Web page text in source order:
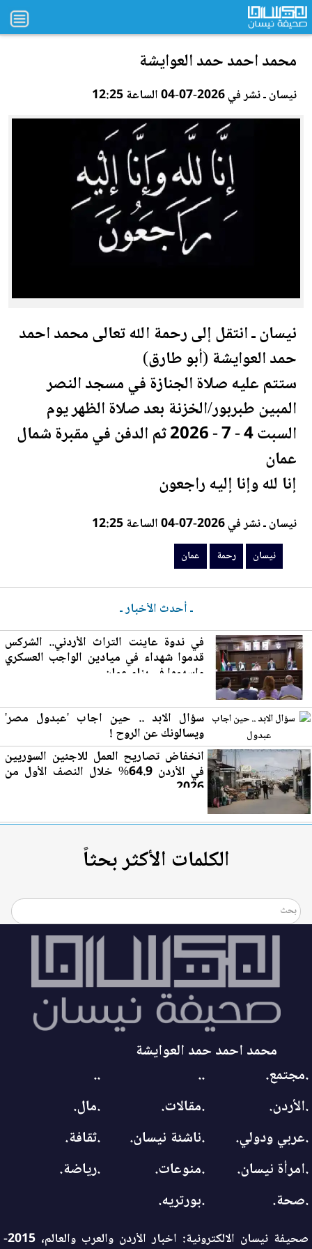
محمد احمد حمد العوايشة
نيسان ـ نشر في 2026-07-04 الساعة 12:25
نيسان ـ انتقل إلىرحمةالله تعالى محمد احمد
حمد العوايشة (أبو طارق)
ستتم عليه صلاة الجنازة في مسجد النصر
المبين طبربور/الخزنة بعد صلاة الظهر يوم
السبت 4 - 7 - 2026 ثم الدفن في مقبرة شمال
عمان
إنا لله وإنا إليه راجعون
نيسان ـ نشر في 2026-07-04 الساعة 12:25
نيسان رحمة عمان
ـ أحدث الأخبار ـ
في ندوة عاينت التراث الأردني.. الشركس
قدموا شهداء في ميادين الواجب العسكري
واسهموا في بناء عمان
سؤال الابد .. حين اجاب 'عبدول مصر'
ويسالونك عن الروح !
انخفاض تصاريح العمل للاجئين السوريين
في الأردن 64.9% خلال النصف الأول من
2026
الكلمات الأكثر بحثاً
محمد احمد حمد العوايشة
.مجتمع.
..
..
.الأردن.
.مقالات.
.مال.
.عربي ودولي.
.ناشئة نيسان.
.ثقافة.
.امرأة نيسان.
.منوعات.
.رياضة.
.صحة.
.بورتريه.
صحيفة نيسان الالكترونية: اخبار الأردن والعرب والعالم، 2015-